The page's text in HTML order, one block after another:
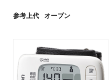
参考上代 オープン